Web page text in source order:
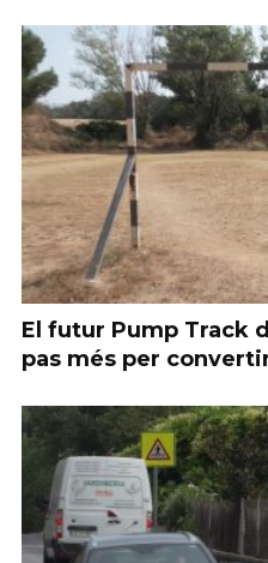
El futur Pump Track
pas més per